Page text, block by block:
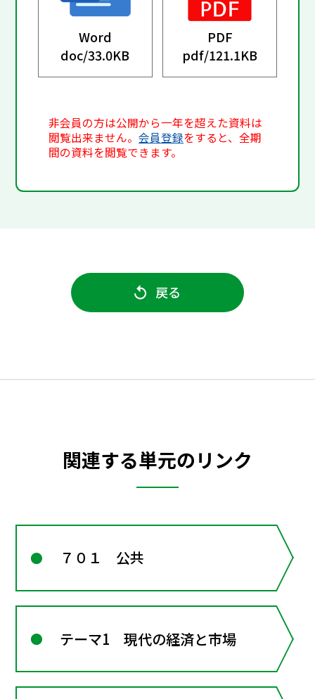
Word
doc/33.0KB
PDF
pdf/121.1KB
非会員の方は公開から一年を超えた資料は
閲覧出来ません。会員登録をすると、全期
間の資料を閲覧できます。
戻る
関連する単元のリンク
７０１ 公共
テーマ1 現代の経済と市場